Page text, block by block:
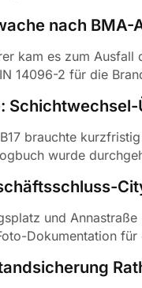
nach BMA-
kam es zum
14096-2 für die
brauchte
wurde
und
Dokumentation